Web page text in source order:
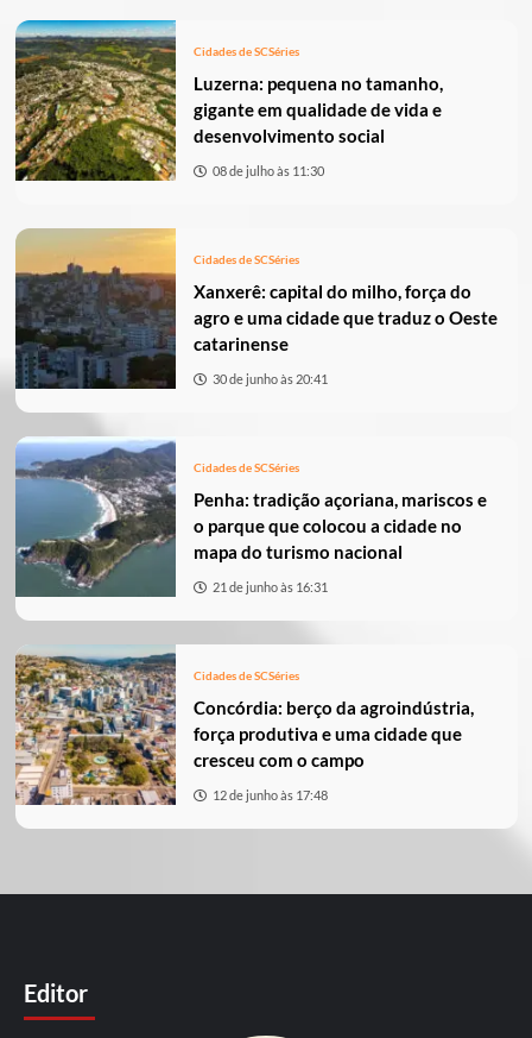
Cidades de SCSéries
Luzerna: pequena no tamanho,
gigante em qualidade de vida e
desenvolvimento social
08 de julho às 11:30
Cidades de SCSéries
Xanxerê: capital do milho, força do
agro e uma cidade que traduz o Oeste
catarinense
30 de junho às 20:41
Cidades de SCSéries
Penha: tradição açoriana, mariscos e
o parque que colocou a cidade no
mapa do turismo nacional
21 de junho às 16:31
Cidades de SCSéries
Concórdia: berço da agroindústria,
força produtiva e uma cidade que
cresceu com o campo
12 de junho às 17:48
Editor